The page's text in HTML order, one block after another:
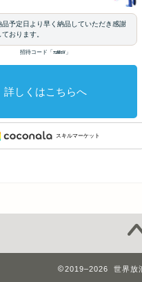
2019–2026 世界放